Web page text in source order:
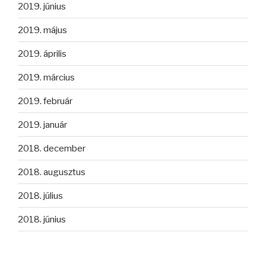
2019. június
2019. május
2019. április
2019. március
2019. február
2019. január
2018. december
2018. augusztus
2018. július
2018. június